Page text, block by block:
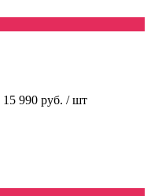
15 990 руб. / шт